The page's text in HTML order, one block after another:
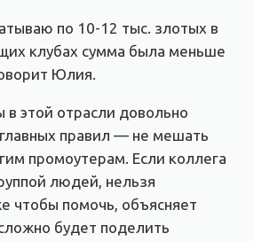
по 10-12 тыс. злотых в
клубах сумма была меньше
Юлия.
в этой отрасли довольно
правил — не мешать
промоутерам. Если коллега
людей, нельзя
чтобы помочь, объясняет
будет поделить